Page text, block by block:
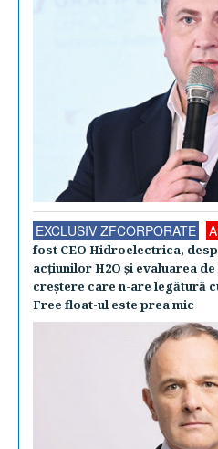
EXCLUSIV ZFCORPORATE
fost CEO Hidroelectrica,
acţiunilor H2O şi evaluarea de
creştere care n-are legătură
Free float-ul este prea mic